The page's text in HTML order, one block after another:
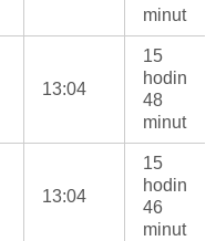
minut
13:04
15
hodin
48
minut
13:04
15
hodin
46
minut